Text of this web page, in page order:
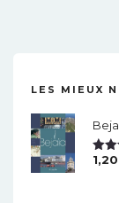
LES MIEUX